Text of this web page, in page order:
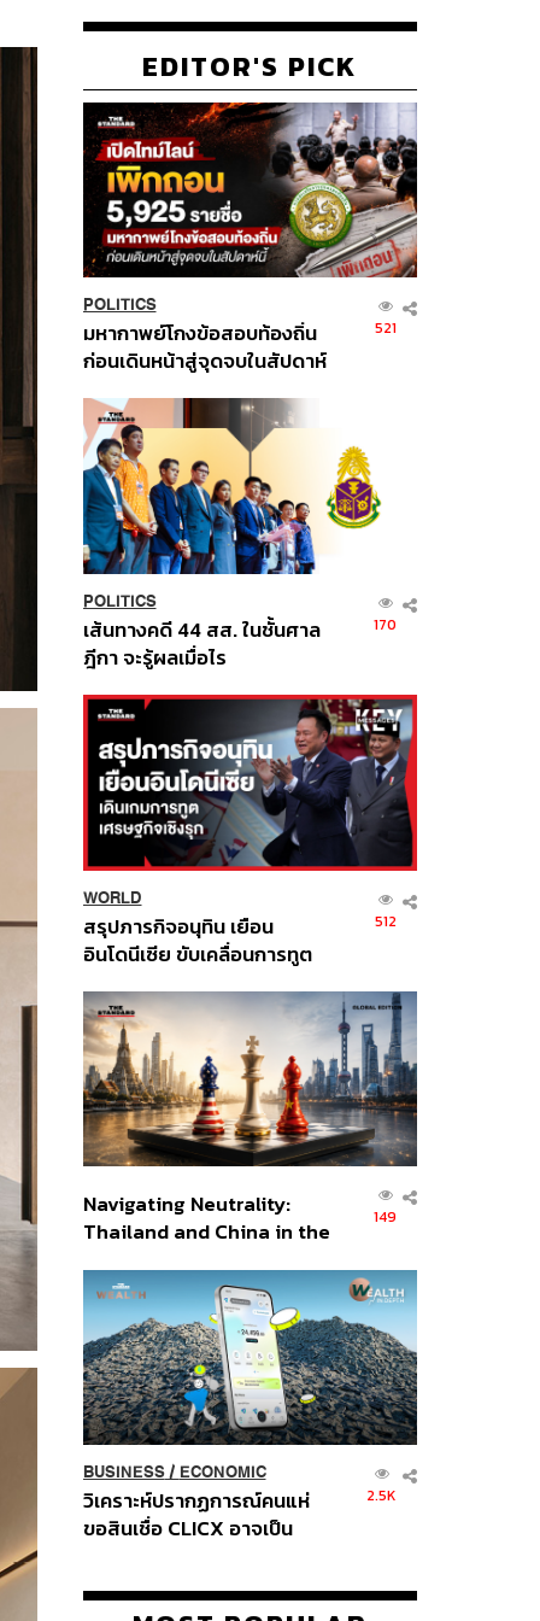
EDITOR'S PICK
POLITICS
มหากาพย์โกงข้อสอบท้องถิ่น
ก่อนเดินหน้าสู่จุดจบในสัปดาห์
521
POLITICS
เส้นทางคดี 44 สส. ในชั้นศาล
ฎีกา จะรู้ผลเมื่อไร
170
WORLD
สรุปภารกิจอนุทิน เยือน
อินโดนีเซีย ขับเคลื่อนการทูต
ส่วนยุทธศาสตร์ไทย –
อินโดนีเซีย
512
Navigating Neutrality:
Thailand and China in the
Order
149
BUSINESS/ ECONOMIC
วิเคราะห์ปรากฏการณ์คนแห่
ขอสินเชื่อ CLICX อาจเป็น
ปัญหาหนี้ครัวเรือนไทยที่ถูกซุก
2.5K